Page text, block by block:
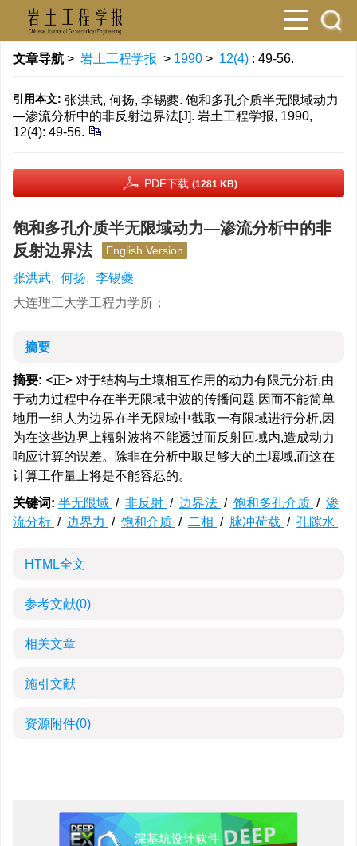
文章导航 > 岩土工程学报 > 1990 > 12(4) : 49-56.
引用本文: 张洪武, 何扬, 李锡夔. 饱和多孔介质半无限域动力
—渗流分析中的非反射边界法[J]. 岩土工程学报, 1990,
12(4): 49-56.
PDF下载 (1281 KB)
饱和多孔介质半无限域动力—渗流分析中的非
反射边界法
English Version
张洪武, 何扬, 李锡夔
大连理工大学工程力学所；
摘要
摘要: <正> 对于结构与土壤相互作用的动力有限元分析,由
于动力过程中存在半无限域中波的传播问题,因而不能简单
地用一组人为边界在半无限域中截取一有限域进行分析,因
为在这些边界上辐射波将不能透过而反射回域内,造成动力
响应计算的误差。除非在分析中取足够大的土壤域,而这在
计算工作量上将是不能容忍的。
关键词: 半无限域 / 非反射 / 边界法 / 饱和多孔介质 / 渗
流分析 / 边界力 / 饱和介质 / 二相 / 脉冲荷载 / 孔隙水
HTML全文
参考文献(0)
相关文章
施引文献
资源附件(0)